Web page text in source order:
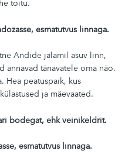
toitu.
esmatutvus linnaga.
Andide jalamil asuv linn,
annavad tänavatele oma näo.
Hea peatuspaik, kus
ja mäevaated.
bodegat, ehk veinikeldrit.
esmatutvus linnaga.